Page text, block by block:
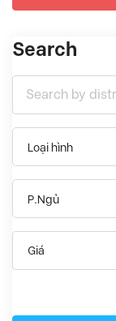
Search
Loại hình
P.Ngủ
Giá